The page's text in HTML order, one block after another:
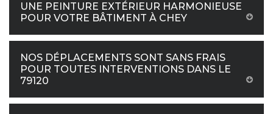
UNE PEINTURE EXTÉRIEUR HARMONIEUSE
POUR VOTRE BÂTIMENT À CHEY
NOS DÉPLACEMENTS SONT SANS FRAIS
POUR TOUTES INTERVENTIONS DANS LE
79120